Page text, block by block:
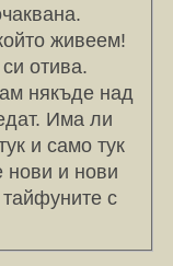
живеем!
отива.
някъде над
Има ли
и само тук
нови и нови
с